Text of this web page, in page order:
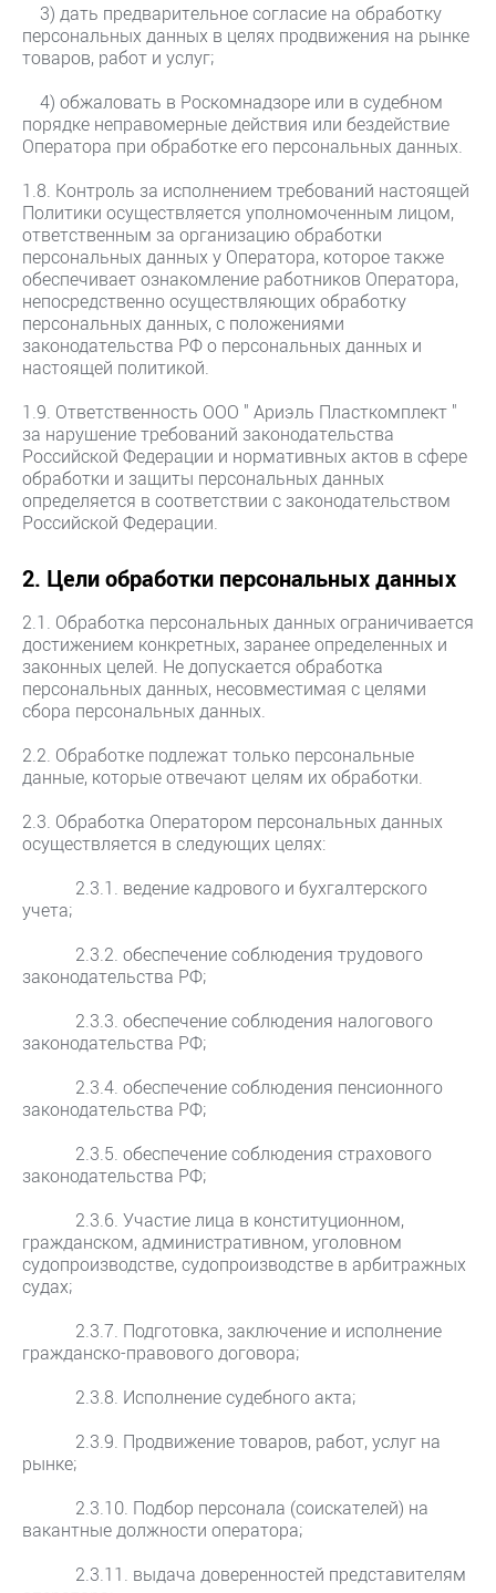
3) дать предварительное согласие на обработку
персональных данных в целях продвижения на рынке
товаров, работ и услуг;
4) обжаловать в Роскомнадзоре или в судебном
порядке неправомерные действия или бездействие
Оператора при обработке его персональных данных.
1.8. Контроль за исполнением требований настоящей
Политики осуществляется уполномоченным лицом,
ответственным за организацию обработки
персональных данных у Оператора, которое также
обеспечивает ознакомление работников Оператора,
непосредственно осуществляющих обработку
персональных данных, с положениями
законодательства РФ о персональных данных и
настоящей политикой.
1.9. Ответственность ООО " Ариэль Пласткомплект "
за нарушение требований законодательства
Российской Федерации и нормативных актов в сфере
обработки и защиты персональных данных
определяется в соответствии с законодательством
Российской Федерации.
2. Цели обработки персональных данных
2.1. Обработка персональных данных ограничивается
достижением конкретных, заранее определенных и
законных целей. Не допускается обработка
персональных данных, несовместимая с целями
сбора персональных данных.
2.2. Обработке подлежат только персональные
данные, которые отвечают целям их обработки.
2.3. Обработка Оператором персональных данных
осуществляется в следующих целях:
2.3.1. ведение кадрового и бухгалтерского
учета;
2.3.2. обеспечение соблюдения трудового
законодательства РФ;
2.3.3. обеспечение соблюдения налогового
законодательства РФ;
2.3.4. обеспечение соблюдения пенсионного
законодательства РФ;
2.3.5. обеспечение соблюдения страхового
законодательства РФ;
2.3.6. Участие лица в конституционном,
гражданском, административном, уголовном
судопроизводстве, судопроизводстве в арбитражных
судах;
2.3.7. Подготовка, заключение и исполнение
гражданско-правового договора;
2.3.8. Исполнение судебного акта;
2.3.9. Продвижение товаров, работ, услуг на
рынке;
2.3.10. Подбор персонала (соискателей) на
вакантные должности оператора;
2.3.11. выдача доверенностей представителям